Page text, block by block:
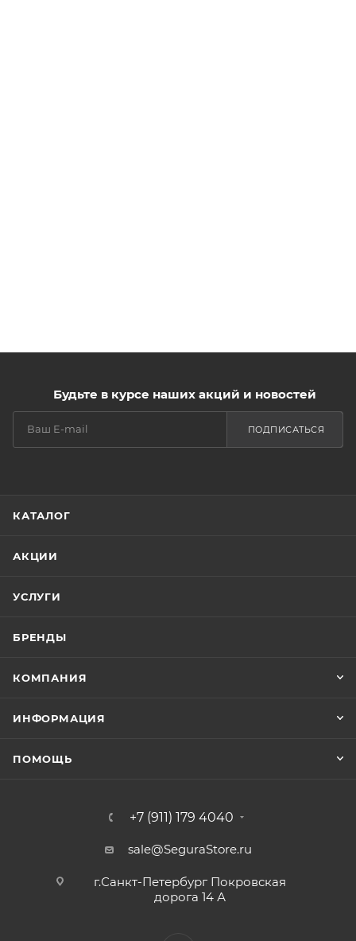
Будьте в курсе наших акций и новостей
ПОДПИСАТЬСЯ
КАТАЛОГ
АКЦИИ
УСЛУГИ
БРЕНДЫ
КОМПАНИЯ
ИНФОРМАЦИЯ
ПОМОЩЬ
+7 (911) 179 4040
sale@SeguraStore.ru
г.Санкт-Петербург Покровская
дорога 14 А